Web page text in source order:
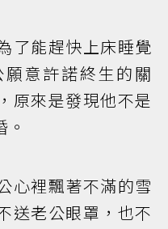
了能趕快上床睡覺
意許諾終生的關
原來是發現他不是
心裡飄著不滿的雪
送老公眼罩，也不